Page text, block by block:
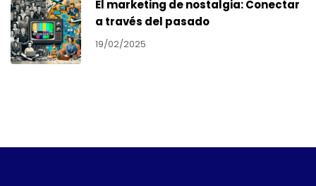
El marketing de nostalgia: Conectar
a través del pasado
19/02/2025